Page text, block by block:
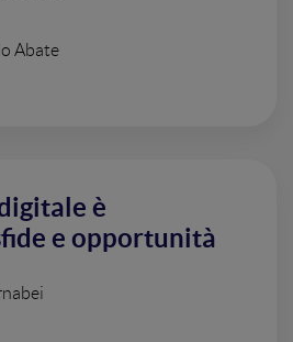
Abate
è
e opportunità